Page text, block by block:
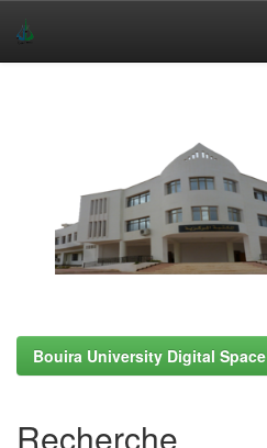
Bouira University Digital Space
Recherche